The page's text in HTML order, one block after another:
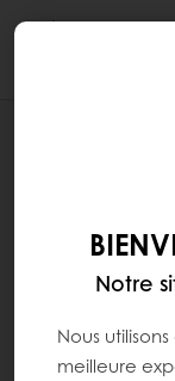
🎉
Notre
Nous
meilleure